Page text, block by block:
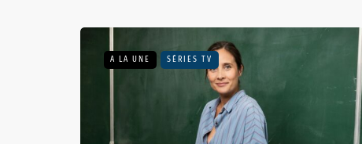
A LA UNE SÉRIES TV